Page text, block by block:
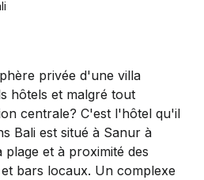
privée d'une villa
hôtels et malgré tout
centrale? C'est l'hôtel qu'il
Bali est situé à Sanur à
plage et à proximité des
bars locaux. Un complexe